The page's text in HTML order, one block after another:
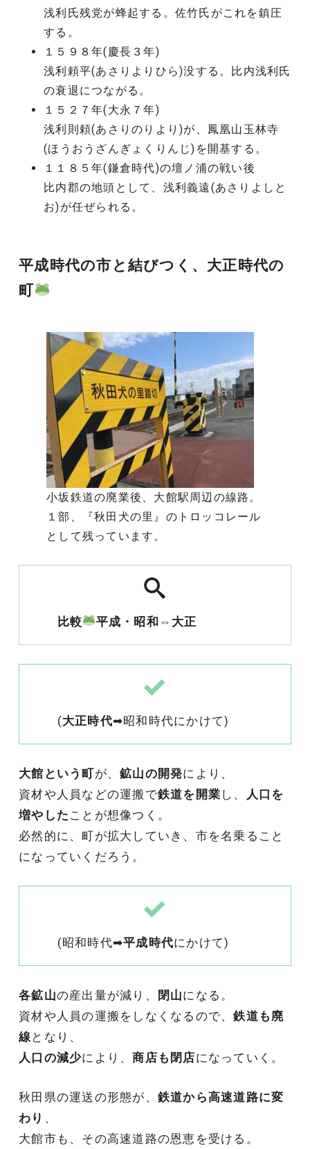
浅利氏残党が蜂起する。佐竹氏がこれを鎮圧
する。
１５９８年(慶長３年)
浅利頼平(あさりよりひら)没する。比内浅利氏
の衰退につながる。
１５２７年(大永７年)
浅利則頼(あさりのりより)が、鳳凰山玉林寺
(ほうおうざんぎょくりんじ)を開基する。
１１８５年(鎌倉時代)の壇ノ浦の戦い後
比内郡の地頭として、浅利義遠(あさりよしと
お)が任ぜられる。
平成時代の市と結びつく、大正時代の
町
小坂鉄道の廃業後、大館駅周辺の線路。
１部、『秋田犬の里』のトロッコレール
として残っています。
比較 平成・昭和⇔大正
(大正時代➡昭和時代にかけて)
大館という町が、鉱山の開発により、
資材や人員などの運搬で鉄道を開業 し、
人口を
増やした ことが想像つく。
必然的に、町が拡大していき、市を名乗ること
になっていくだろう。
(昭和時代➡平成時代にかけて)
各鉱山の産出量が減り、 閉山になる。
資材や人員の運搬をしなくなるので、鉄道も廃
線 となり、
人口の減少により、商店も閉店になっていく。
秋田県の運送の形態が、 鉄道から高速道路に変
わり 、
大館市も、その高速道路の恩恵を受ける。